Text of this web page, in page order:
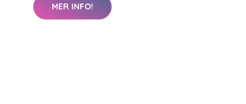
MER INFO!